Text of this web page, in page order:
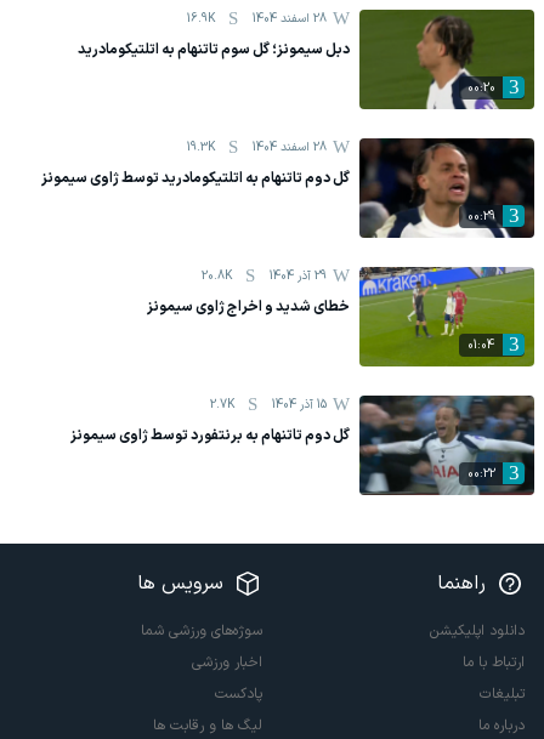
00:20
28 اسفند 1404 16.9K
دبل سیمونز؛ گل سوم تاتنهام به اتلتیکومادرید
00:29
28 اسفند 1404 19.3K
گل دوم تاتنهام به اتلتیکومادرید توسط ژاوی سیمونز
01:04
29 آذر 1404 20.8K
خطای شدید و اخراج ژاوی سیمونز
00:22
15 آذر 1404 2.7K
گل دوم تاتنهام به برنتفورد توسط ژاوی سیمونز
راهنما
دانلود اپلیکیشن
ارتباط با ما
تبلیغات
درباره ما
سرویس ها
سوژه‌های ورزشی شما
اخبار ورزشی
پادکست
لیگ ها و رقابت ها